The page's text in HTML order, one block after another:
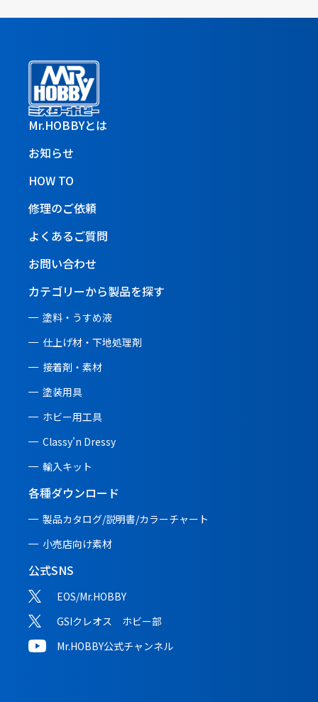
Mr.HOBBYとは
お知らせ
HOW TO
修理のご依頼
よくあるご質問
お問い合わせ
カテゴリーから製品を探す
塗料・うすめ液
仕上げ材・下地処理剤
接着剤・素材
塗装用具
ホビー用工具
Classy'n Dressy
輸入キット
各種ダウンロード
製品カタログ/説明書/カラーチャート
小売店向け素材
公式SNS
EOS/Mr.HOBBY
GSIクレオス ホビー部
Mr.HOBBY公式チャンネル